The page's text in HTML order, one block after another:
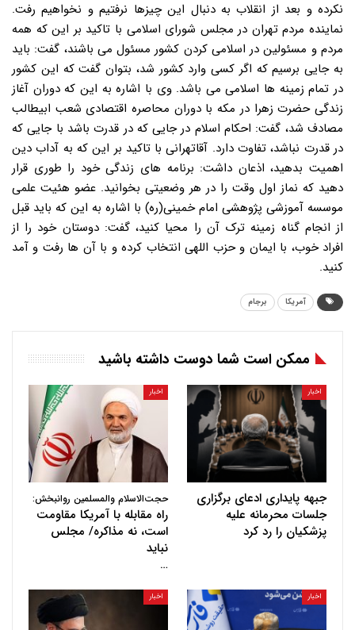
نکرده و بعد از انقلاب به دنبال این چیزها نرفتیم و نخواهیم رفت.
نماینده مردم تهران در مجلس شورای اسلامی با تاکید بر این که همه
مردم و مسئولین در اسلامی کردن کشور مسئول می باشند، گفت: باید
به جایی برسیم که اگر کسی وارد کشور شد، بتوان گفت که این کشور
در تمام زمینه ها اسلامی می باشد. وی با اشاره به این که دوران آغاز
زندگی حضرت زهرا در مکه با دوران محاصره اقتصادی شعب ابیطالب
مصادف شد، گفت: احکام اسلام در جایی که در قدرت باشد با جایی که
در قدرت نباشد، تفاوت دارد. آقاتهرانی با تاکید بر این که به آداب دین
اهمیت بدهید، اذعان داشت: برنامه های زندگی خود را طوری قرار
دهید که نماز اول وقت را در هر وضعیتی بخوانید. عضو هئیت علمی
موسسه آموزشی پژوهشی امام خمینی(ره) با اشاره به این که باید قبل
از انجام گناه زمینه ترک آن را محیا کنید، گفت: دوستان خود را از
افراد خوب، با ایمان و حزب اللهی انتخاب کرده و با آن ها رفت و آمد
کنید.
آمریکا برجام
ممکن است شما دوست داشته باشید
اخبار
جبهه پایداری ادعای برگزاری
جلسات محرمانه علیه
پزشکیان را رد کرد
اخبار
حجت‌الاسلام والمسلمین روانبخش:
راه مقابله با آمریکا مقاومت
است، نه مذاکره/ مجلس
نباید
…
اخبار اخبار